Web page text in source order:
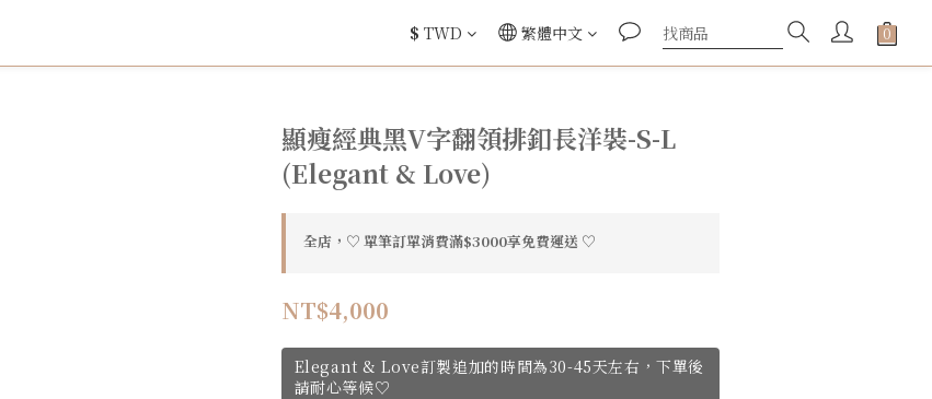
$ TWD 繁體中文
顯瘦經典黑V字翻領排釦長洋裝-S-L
(Elegant & Love)
全店，♡ 單筆訂單消費滿$3000享免費運送 ♡
NT$4,000
Elegant & Love訂製追加的時間為30-45天左右，下單後
請耐心等候♡